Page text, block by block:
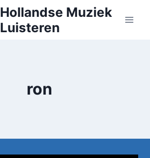
Hollandse Muziek
Luisteren
ron